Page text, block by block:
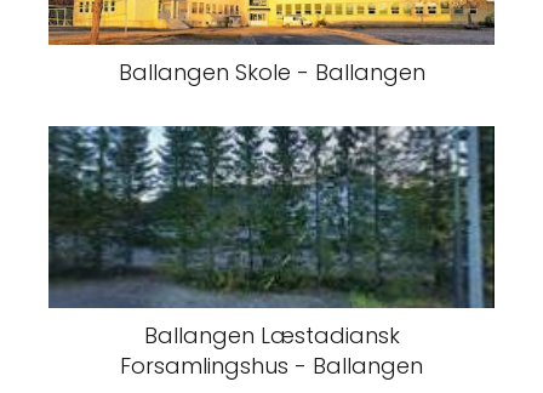
Ballangen Skole - Ballangen
Ballangen Læstadiansk
Forsamlingshus - Ballangen